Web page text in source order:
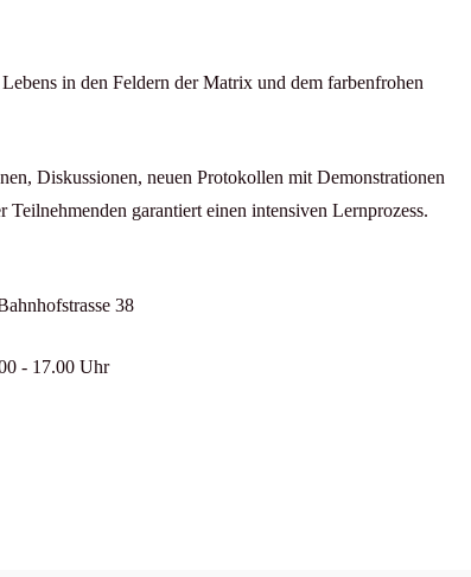
in den Feldern der Matrix und dem farbenfrohen
Diskussionen, neuen Protokollen mit Demonstrationen
garantiert einen intensiven Lernprozess.
38
- 17.00 Uhr